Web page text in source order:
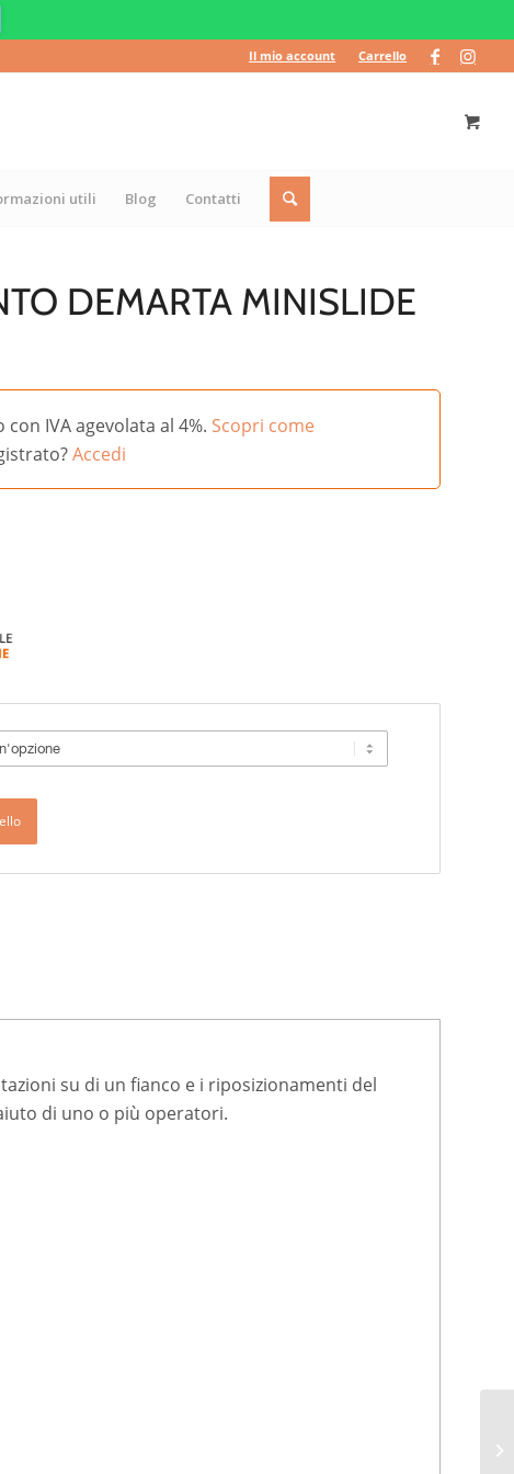
Il mio account Carrello
utili Blog Contatti
DEMARTA MINISLIDE
IVA agevolata al 4%. Scopri come
Accedi
su di un fianco e i riposizionamenti del
di uno o più operatori.